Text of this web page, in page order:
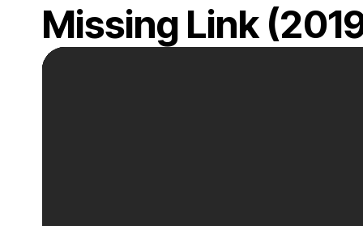
Missing Link